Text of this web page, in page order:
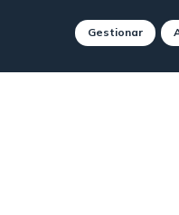
Consulta
Autopista para
Gestionar